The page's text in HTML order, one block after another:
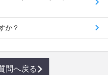
か？
問へ戻る